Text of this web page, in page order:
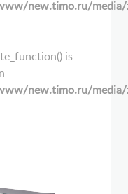
new.timo.ru/media/
is
new.timo.ru/media/